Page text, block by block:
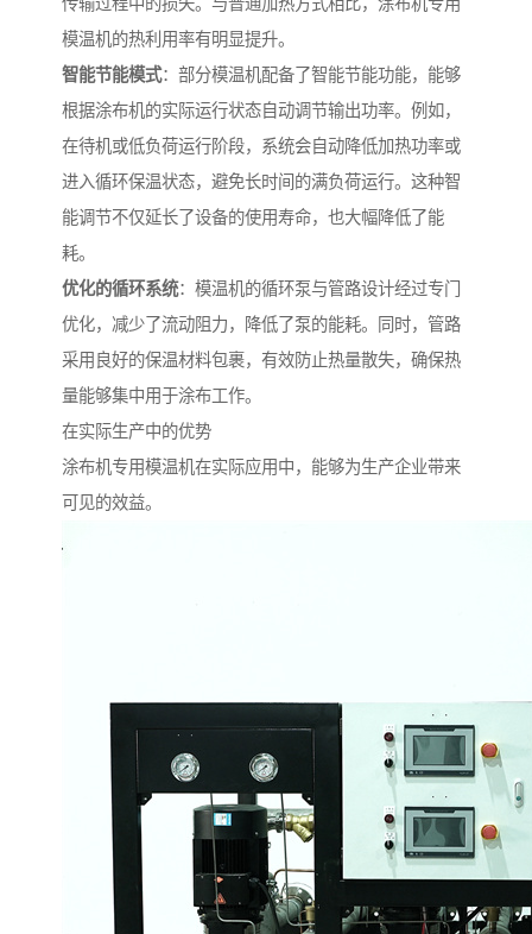
传输过程中的损失。与普通加热方式相比，涂布机专用
模温机的热利用率有明显提升。
智能节能模式：部分模温机配备了智能节能功能，能够
根据涂布机的实际运行状态自动调节输出功率。例如，
在待机或低负荷运行阶段，系统会自动降低加热功率或
进入循环保温状态，避免长时间的满负荷运行。这种智
能调节不仅延长了设备的使用寿命，也大幅降低了能
耗。
优化的循环系统：模温机的循环泵与管路设计经过专门
优化，减少了流动阻力，降低了泵的能耗。同时，管路
采用良好的保温材料包裹，有效防止热量散失，确保热
量能够集中用于涂布工作。
在实际生产中的优势
涂布机专用模温机在实际应用中，能够为生产企业带来
可见的效益。